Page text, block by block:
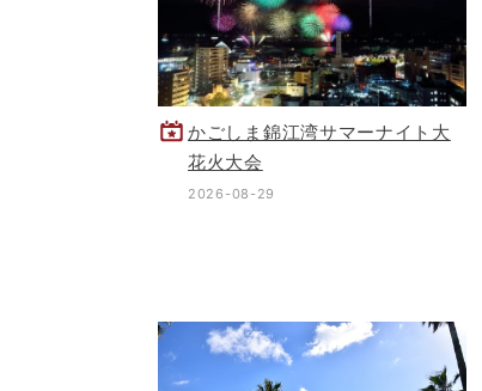
かごしま錦江湾サマーナイト大
花火大会
2026-08-29